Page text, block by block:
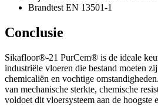
Brandtest EN 13501-1
Conclusie
Sikafloor®-21 PurCem® is de ideale
industriële vloeren die bestand moeten
chemicaliën en vochtige
van mechanische sterkte, chemische
voldoet dit vloersysteem aan de hoogste